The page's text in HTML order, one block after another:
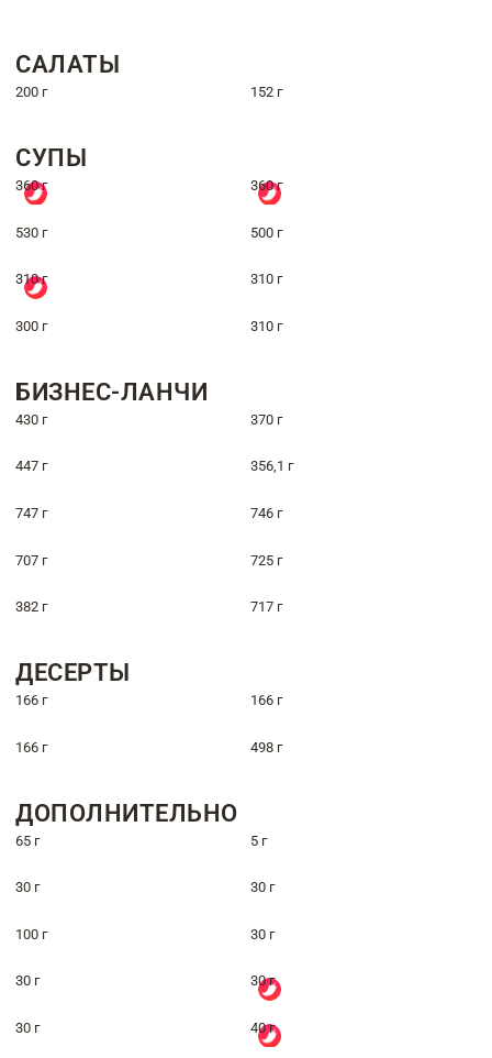
САЛАТЫ
200 г 152 г
СУПЫ
360 г 360 г
530 г 500 г
310 г 310 г
300 г 310 г
БИЗНЕС-ЛАНЧИ
430 г 370 г
447 г 356,1 г
747 г 746 г
707 г 725 г
382 г 717 г
ДЕСЕРТЫ
166 г 166 г
166 г 498 г
ДОПОЛНИТЕЛЬНО
65 г 5 г
30 г 30 г
100 г 30 г
30 г 30 г
30 г 40 г